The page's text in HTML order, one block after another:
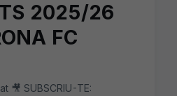
2025/26
FC
🎥 SUBSCRIU-TE: